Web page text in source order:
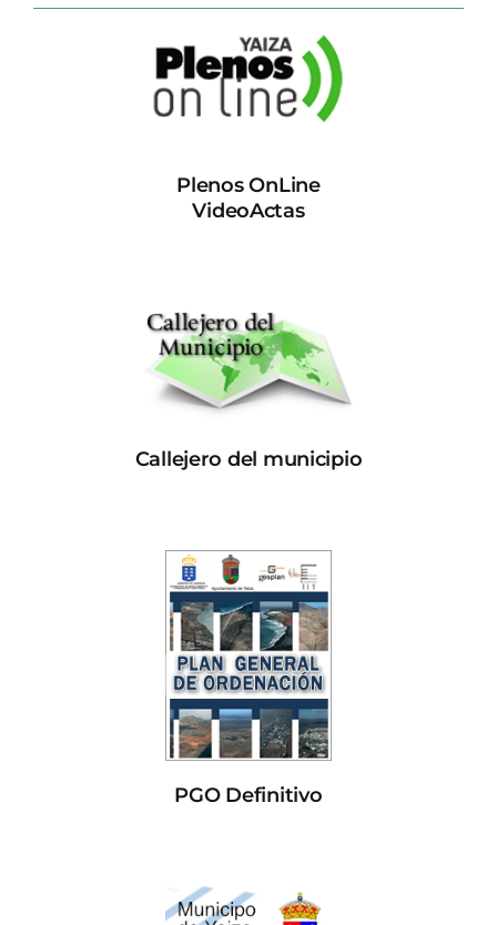
Plenos OnLine
VideoActas
Callejero del municipio
PGO Definitivo